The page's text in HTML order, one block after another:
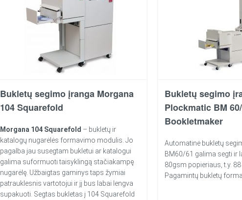
Bukletų segimo įranga Morgana
104 Squarefold
Morgana 104 Squarefold – bukletų ir
katalogų nugarėlės formavimo modulis. Jo
pagalba jau susegtam bukletui ar katalogui
galima suformuoti taisyklingą stačiakampę
nugarėlę. Užbaigtas gaminys taps žymiai
patrauklesnis vartotojui ir jį bus labai lengva
supakuoti. Segtas bukletas į 104 Squarefold
Bukletų segimo
Plockmatic BM
Bookletmaker
Automatinė bukletų
BM60/61 galima segti ir
80gsm popieriaus, t.y. 88
Pagamintų bukletų